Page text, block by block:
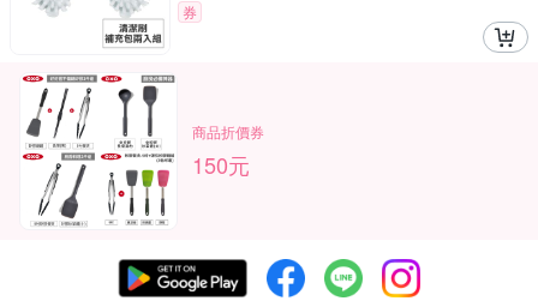
券
商品折價券
150元